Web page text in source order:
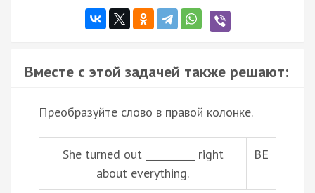
Вместе с этой задачей также решают:
Преобразуйте слово в правой колонке.
She turned out __________ right
about everything.
BE